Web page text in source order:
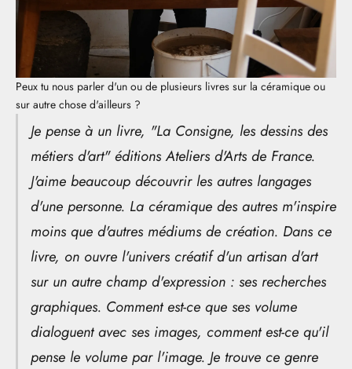
Peux tu nous parler d'un ou de plusieurs livres sur la céramique ou
sur autre chose d'ailleurs ?
Je pense à un livre, "La Consigne, les dessins des
métiers d'art" éditions Ateliers d'Arts de France.
J'aime beaucoup découvrir les autres langages
d'une personne. La céramique des autres m'inspire
moins que d'autres médiums de création. Dans ce
livre, on ouvre l'univers créatif d'un artisan d'art
sur un autre champ d'expression : ses recherches
graphiques. Comment est-ce que ses volume
dialoguent avec ses images, comment est-ce qu'il
pense le volume par l'image. Je trouve ce genre